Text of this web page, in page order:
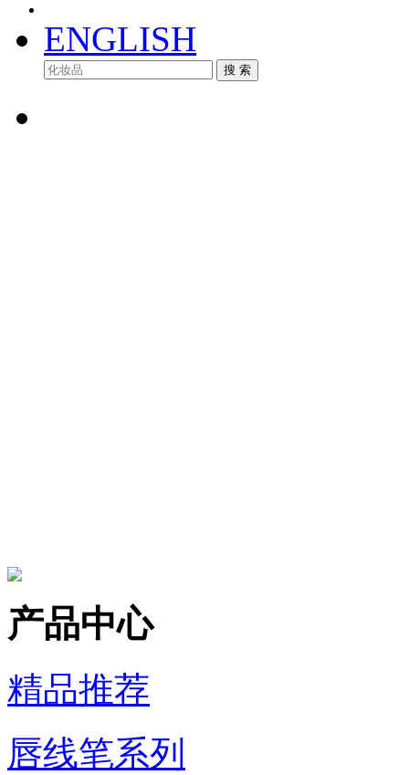
ENGLISH
产品中心
精品推荐
唇线笔系列